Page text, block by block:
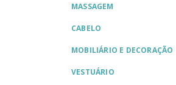
MASSAGEM
CABELO
MOBILIÁRIO E DECORAÇÃO
VESTUÁRIO